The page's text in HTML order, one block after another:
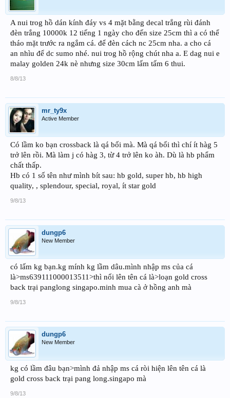
A nui trog hồ dán kính đáy vs 4 mặt bằng decal trắng rùi đánh
đèn trắng 10000k 12 tiếng 1 ngày cho đến size 25cm thì a có thể
tháo mặt trước ra ngắm cá. để đèn cách nc 25cm nha. a cho cá
an nhìu để dc sumo nhé. nui trog hồ rộng chút nha a. E dag nui e
malay golden 24k nè nhưng size 30cm lấm tấm 6 thui.
8/8/13
mr_ty9x
Active Member
Có lầm ko bạn crossback là qá bối mà. Mà qá bối thì chí ít hàg 5
trở lên rồi. Mà làm j có hàg 3, từ 4 trở lên ko àh. Dù là hb phẩm
chất thấp.
Hb có 1 số tên như mình bít sau: hb gold, super hb, hb high
quality, , splendour, special, royal, ít star gold
9/8/13
dungp6
New Member
có lấm kg bạn.kg mính kg lầm dâu.mình nhập ms của cá
là>ms639111000013511>thì nổi lên tên cá là>loạn gold cross
back trại panglong singapo.minh mua cà ở hồng anh mà
9/8/13
dungp6
New Member
kg có lầm đâu bạn>mình đả nhập ms cá ròi hiện lên tên cá là
gold cross back trại pang long.singapo mà
9/8/13